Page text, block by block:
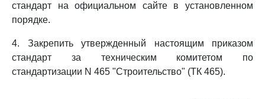
стандарт на официальном сайте в установленном
порядке.
4. Закрепить утвержденный настоящим приказом
стандарт за техническим комитетом по
стандартизации N 465 "Строительство" (ТК 465).